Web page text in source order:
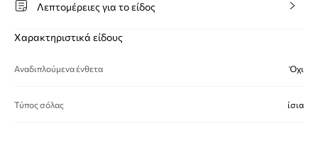
Λεπτομέρειες για το είδος
Χαρακτηριστικά είδους
Αναδιπλούμενα ένθετα Όχι
Τύπος σόλας ίσια